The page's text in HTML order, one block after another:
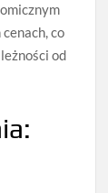
co
od